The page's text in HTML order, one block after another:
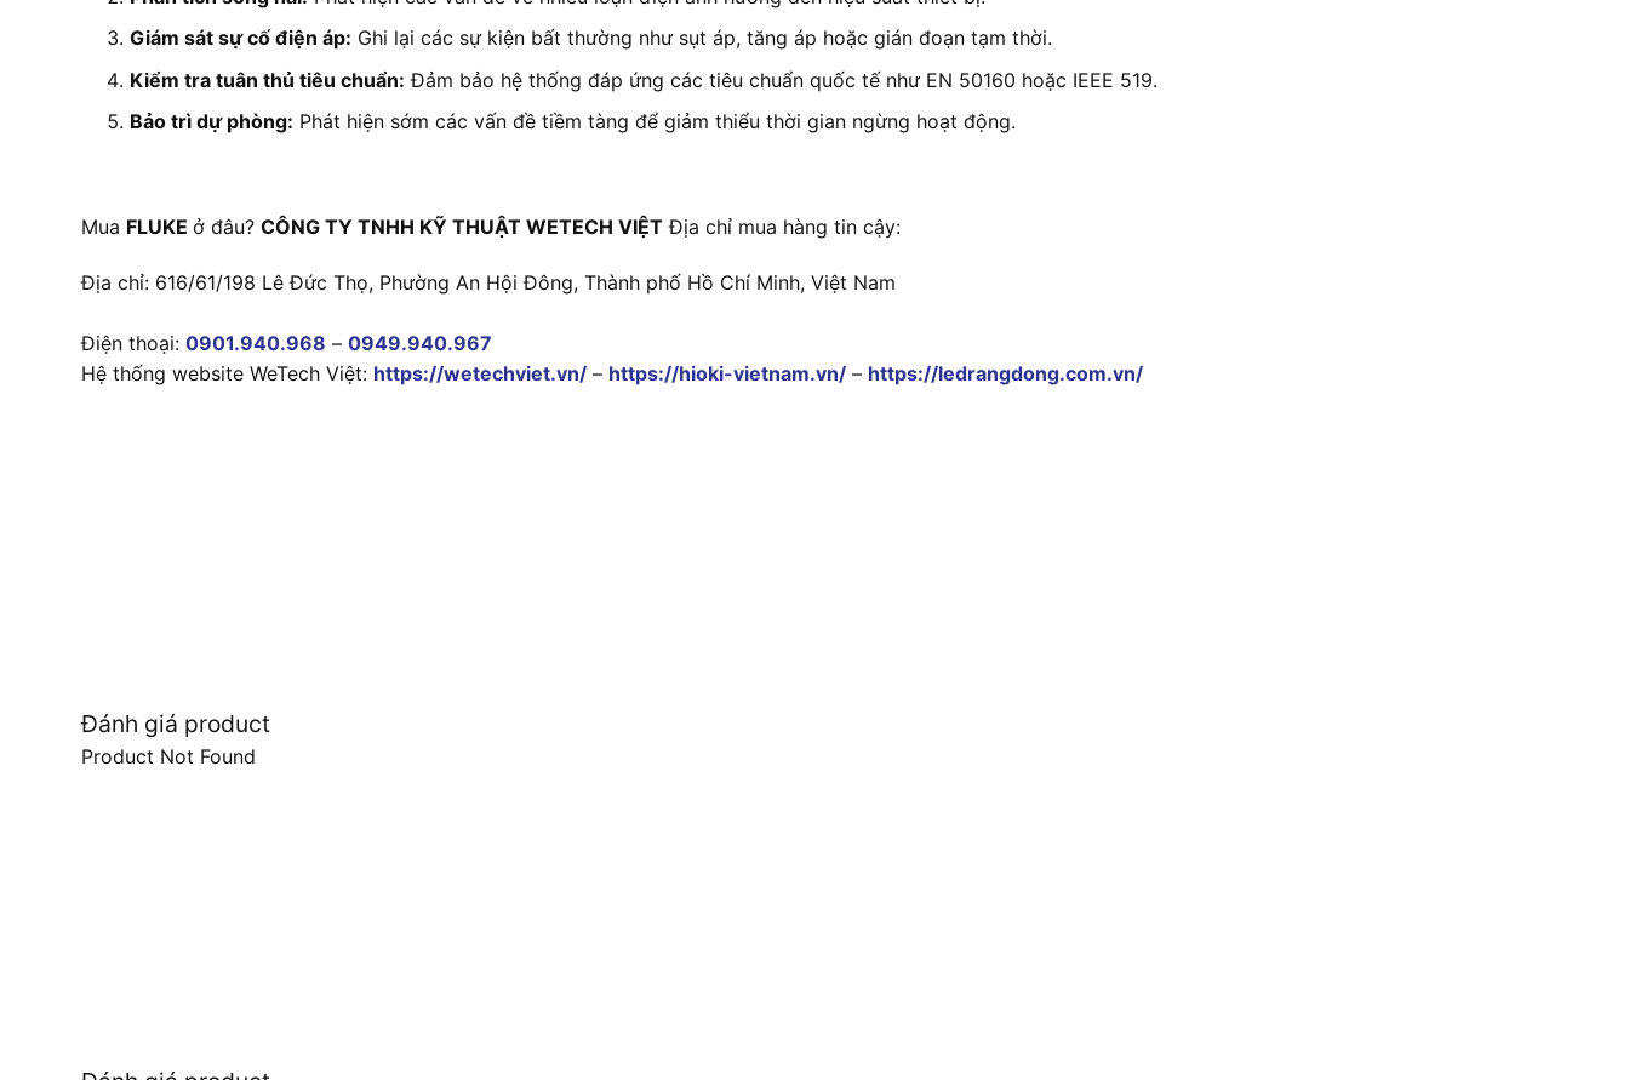
Giám sát sự cố điện áp: Ghi lại các sự kiện bất thường như sụt áp, tăng áp hoặc gián đoạn tạm thời.
Kiểm tra tuân thủ tiêu chuẩn: Đảm bảo hệ thống đáp ứng các tiêu chuẩn quốc tế như EN 50160 hoặc IEEE 519.
Bảo trì dự phòng: Phát hiện sớm các vấn đề tiềm tàng để giảm thiểu thời gian ngừng hoạt động.
Mua FLUKE ở đâu? CÔNG TY TNHH KỸ THUẬT WETECH VIỆT Địa chỉ mua hàng tin cậy:
Địa chỉ: 616/61/198 Lê Đức Thọ, Phường An Hội Đông, Thành phố Hồ Chí Minh, Việt Nam
Điện thoại: 0901.940.968 – 0949.940.967
Hệ thống website WeTech Việt: https://wetechviet.vn/ – https://hioki-vietnam.vn/ – https://ledrangdong.com.vn/
Đánh giá product
Product Not Found